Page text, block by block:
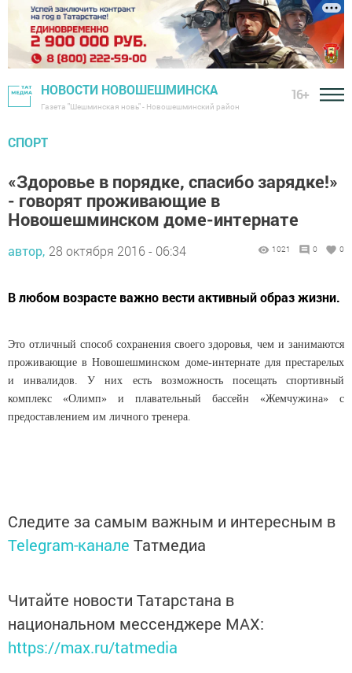
НОВОСТИ НОВОШЕШМИНСКА
Газета "Шешминская новь" - Новошешминский район
16+
СПОРТ
«Здоровье в порядке, спасибо зарядке!»
- говорят проживающие в
Новошешминском доме-интернате
автор, 28 октября 2016 - 06:34 1021 0 0
В любом возрасте важно вести активный образ жизни.
Это отличный способ сохранения своего здоровья, чем и занимаются
проживающие в Новошешминском доме-интернате для престарелых
и инвалидов. У них есть возможность посещать спортивный
комплекс «Олимп» и плавательный бассейн «Жемчужина» с
предоставлением им личного тренера.
Следите за самым важным и интересным в
Telegram-канале Татмедиа
Читайте новости Татарстана в
национальном мессенджере MАХ:
https://max.ru/tatmedia